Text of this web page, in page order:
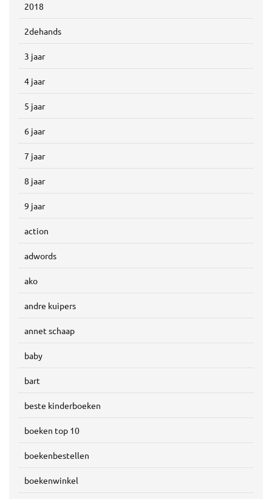
2018
2dehands
3 jaar
4 jaar
5 jaar
6 jaar
7 jaar
8 jaar
9 jaar
action
adwords
ako
andre kuipers
annet schaap
baby
bart
beste kinderboeken
boeken top 10
boekenbestellen
boekenwinkel